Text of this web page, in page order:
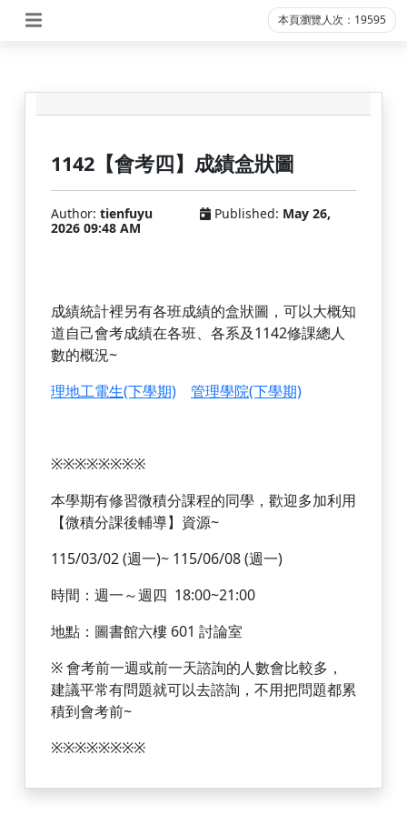
本頁瀏覽人次：19595
1142【會考四】成績盒狀圖
Author: tienfuyu Published: May 26,
2026 09:48 AM
成績統計裡另有各班成績的盒狀圖，可以大概知
道自己會考成績在各班、各系及1142修課總人
數的概況~
理地工電生(下學期)
管理學院(下學期)
※※※※※※※※
本學期有修習微積分課程的同學， 歡迎多加利用
【微積分課後輔導】資源~
115/03/02 (週一)~ 115/06/08 (週一)
時間：週一～週四 18:00~21:00
地點：圖書館六樓 601 討論室
※會考前一週或前一天諮詢的人數會比較多，
建議平常有問題就可以去諮詢，不用把問題都累
積到會考前~
※※※※※※※※